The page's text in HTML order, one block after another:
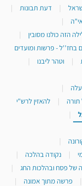
| דעת תבונות
|
|
הזה כולנו מסובין
|
בחז''ל - פרשות ומועדים
| וטהר ליבנו
|
|
תורה |
להאזין לרש"י
|
|
| נקודה בהלכה
|
של פסח ובהלכות החג
|
| פרשה מתוך אמונה
|